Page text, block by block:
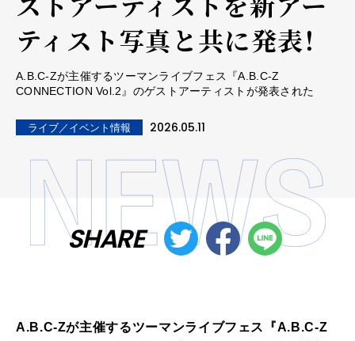
ティスト写真と共に発表！
A.B.C-Zが主催するツーマンライブフェス『A.B.C-Z
CONNECTION Vol.2』のゲストアーティストが発表された
ライブ／イベント情報 2026.05.11
SHARE
A.B.C-Zが主催するツーマンライブフェス『A.B.C-Z